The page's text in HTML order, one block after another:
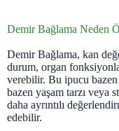
Demir Bağlama Neden
Demir Bağlama, kan
durum, organ
verebilir. Bu ipucu
bazen yaşam tarzı veya
daha ayrıntılı
edebilir.